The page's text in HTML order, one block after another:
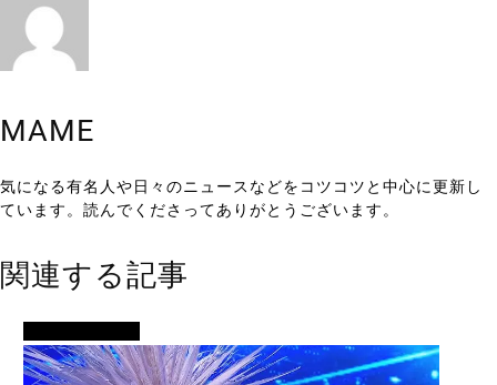
MAME
気になる有名人や日々のニュースなどをコツコツと中心に更新し
ています。読んでくださってありがとうございます。
関連する記事